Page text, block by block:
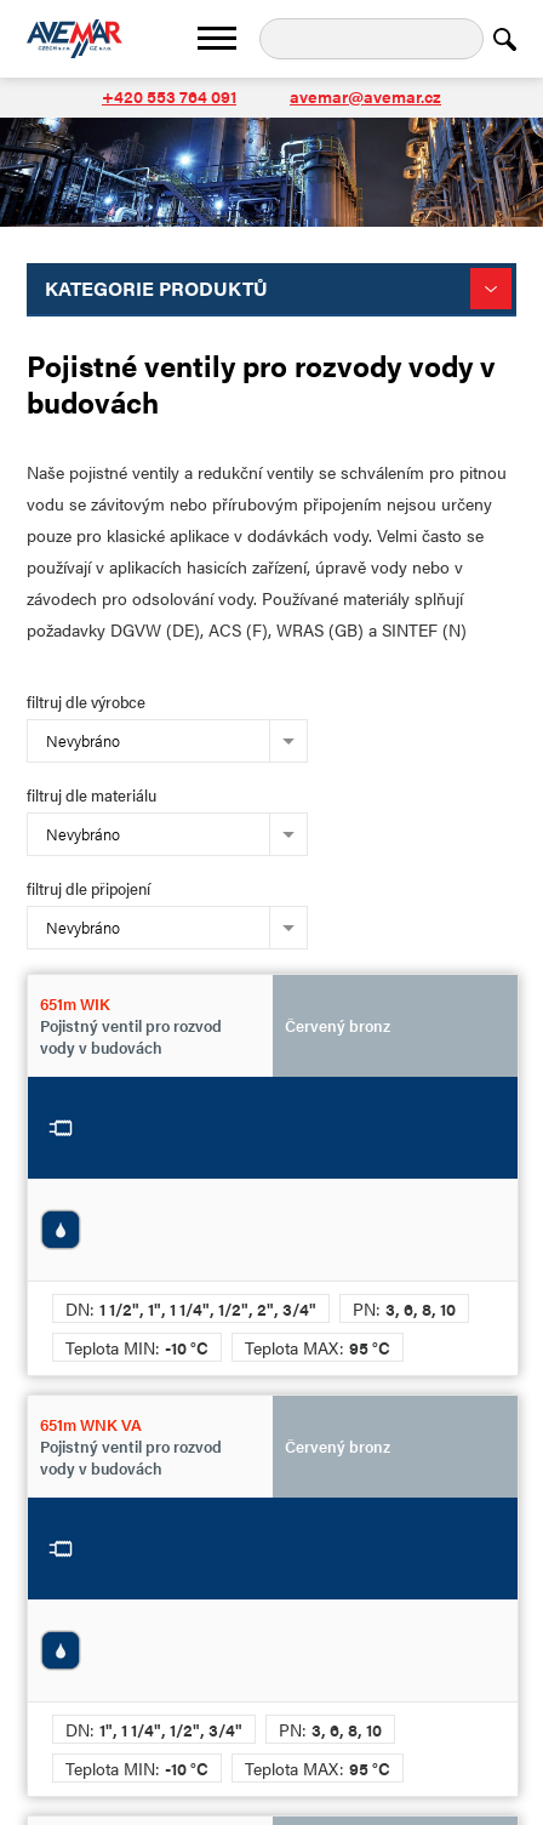
+420 553 764 091 avemar@avemar.cz
KATEGORIE PRODUKTŮ
Pojistné ventily pro rozvody vody v
budovách
Naše pojistné ventily a redukční ventily se schválením pro pitnou
vodu se závitovým nebo přírubovým připojením nejsou určeny
pouze pro klasické aplikace v dodávkách vody. Velmi často se
používají v aplikacích hasicích zařízení, úpravě vody nebo v
závodech pro odsolování vody. Používané materiály splňují
požadavky DGVW (DE), ACS (F), WRAS (GB) a SINTEF (N)
filtruj dle výrobce
Nevybráno
filtruj dle materiálu
Nevybráno
filtruj dle připojení
Nevybráno
651m WIK
Pojistný ventil pro rozvod
vody v budovách
Červený bronz
DN:1 1/2", 1", 1 1/4", 1/2", 2", 3/4" PN:3, 6, 8, 10
Teplota MIN:-10 °C Teplota MAX:95 °C
651m WNK VA
Pojistný ventil pro rozvod
vody v budovách
Červený bronz
DN:1", 1 1/4", 1/2", 3/4" PN:3, 6, 8, 10
Teplota MIN:-10 °C Teplota MAX:95 °C